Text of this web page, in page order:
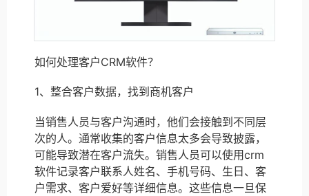
如何处理客户CRM软件？
1、整合客户数据，找到商机客户
当销售人员与客户沟通时，他们会接触到不同层
次的人。通常收集的客户信息太多会导致披露，
可能导致潜在客户流失。销售人员可以使用crm
软件记录客户联系人姓名、手机号码、生日、客
户需求、客户爱好等详细信息。这些信息一旦保